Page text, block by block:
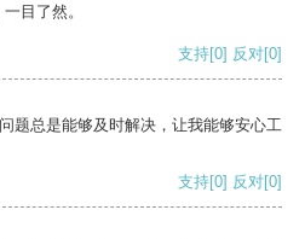
目了然。
支持[0] 反对[0]
题总是能够及时解决，让我能够安心工
支持[0] 反对[0]